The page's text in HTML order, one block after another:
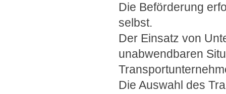
Die Beförderung
selbst.
Der Einsatz von
unabwendbaren
Die Auswahl des